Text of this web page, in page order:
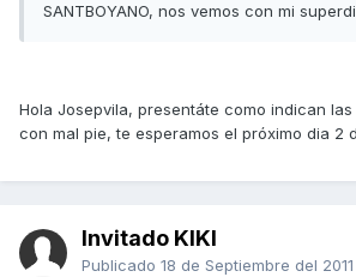
SANTBOYANO, nos vemos con mi
Hola Josepvila, presentáte como indican
con mal pie, te esperamos el próximo dia 2
Invitado KIKI
Publicado 18 de Septiembre del 2011